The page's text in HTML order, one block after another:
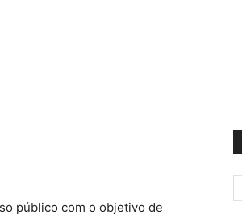
público com o objetivo de